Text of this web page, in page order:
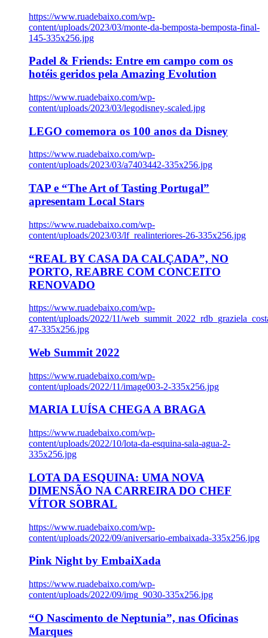
https://www.ruadebaixo.com/wp-
content/uploads/2023/03/monte-da-bemposta-bemposta-final-
145-335x256.jpg
Padel & Friends: Entre em campo com os
hotéis geridos pela Amazing Evolution
https://www.ruadebaixo.com/wp-
content/uploads/2023/03/legodisney-scaled.jpg
LEGO comemora os 100 anos da Disney
https://www.ruadebaixo.com/wp-
content/uploads/2023/03/a7403442-335x256.jpg
TAP e “The Art of Tasting Portugal”
apresentam Local Stars
https://www.ruadebaixo.com/wp-
content/uploads/2023/03/lf_realinteriores-26-335x256.jpg
“REAL BY CASA DA CALÇADA”, NO
PORTO, REABRE COM CONCEITO
RENOVADO
https://www.ruadebaixo.com/wp-
content/uploads/2022/11/
47-335x256.jpg
Web Summit 2022
https://www.ruadebaixo.com/wp-
content/uploads/2022/11/image003-2-335x256.jpg
MARIA LUÍSA CHEGA A BRAGA
https://www.ruadebaixo.com/wp-
content/uploads/2022/10/lota-da-esquina-sala-agua-2-
335x256.jpg
LOTA DA ESQUINA: UMA NOVA
DIMENSÃO NA CARREIRA DO CHEF
VÍTOR SOBRAL
https://www.ruadebaixo.com/wp-
content/uploads/2022/09/aniversario-embaixada-335x256.jpg
Pink Night by EmbaiXada
https://www.ruadebaixo.com/wp-
content/uploads/2022/09/img_9030-335x256.jpg
“O Nascimento de Neptunia”, nas Oficinas
Marques